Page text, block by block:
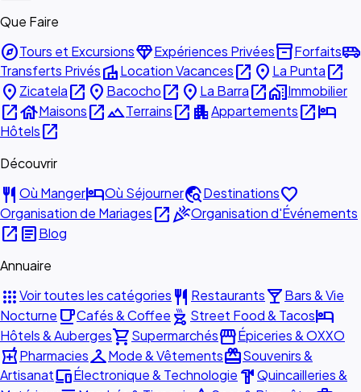
Que Faire
exploreTours et ExcursionsdiamondExpériences Privéesinventory_2Forfaitsairport_shuttle
Transferts PrivésvillaLocation Vacancesopen_in_new place La Puntaopen_in_new
place Zicatelaopen_in_new place Bacochoopen_in_new place La Barraopen_in_newhome_workImmobilier
open_in_newhouseMaisonsopen_in_newlandscapeTerrainsopen_in_new apartmentAppartementsopen_in_newhotel
Hôtelsopen_in_new
Découvrir
restaurant Où MangerhotelOù Séjournertravel_exploreDestinationsfavorite
Organisation de Mariagesopen_in_newcelebrationOrganisation d'Événements
open_in_new articleBlog
Annuaire
appsVoir toutes les catégories restaurant Restaurantslocal_barBars & Vie
Nocturne local_cafeCafés & Coffee outdoor_grill Street Food & Tacoshotel
Hôtels & Aubergesshopping_cartSupermarchésstorefrontÉpiceries & OXXO
local_pharmacyPharmaciescheckroomMode & VêtementsredeemSouvenirs &
ArtisanatdevicesÉlectronique & Technologie hardwareQuincailleries &